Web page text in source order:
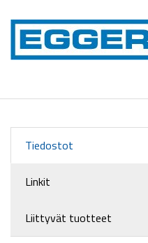
Tiedostot
Linkit
Liittyvät tuotteet